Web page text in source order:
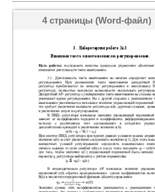
4 страницы (Word-файл)